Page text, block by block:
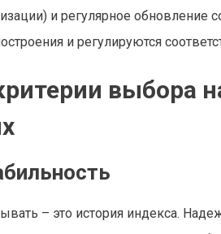
и регулярное
и регулируются
выбора
– это история индекса.